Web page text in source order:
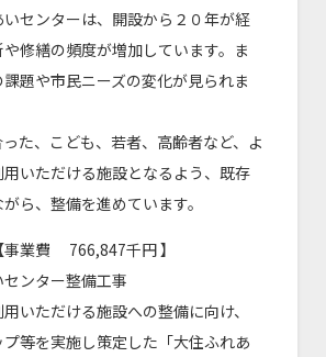
センターは、開設から２０年が経
修繕の頻度が増加しています。ま
題や市民ニーズの変化が見られま
た、こども、若者、高齢者など、よ
用いただける施設となるよう、既存
ら、整備を進めています。
業費 766,847千円 】
ンター整備工事
いただける施設への整備に向け、
等を実施し策定した「大住ふれあ